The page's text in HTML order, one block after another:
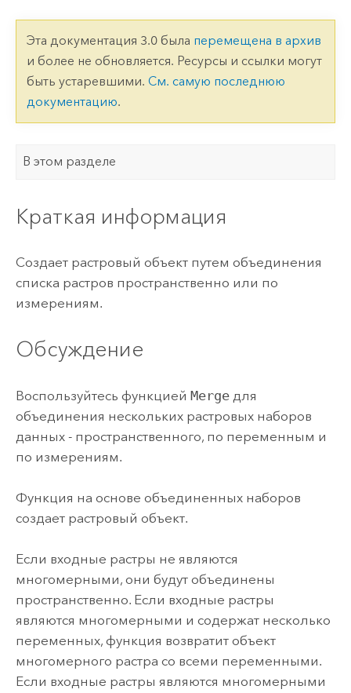
Эта документация 3.0 была перемещена в архив
и более не обновляется. Ресурсы и ссылки могут
быть устаревшими. См. самую последнюю
документацию.
В этом разделе
Краткая информация
Создает растровый объект путем объединения
списка растров пространственно или по
измерениям.
Обсуждение
Воспользуйтесь функцией Mergeдля
объединения нескольких растровых наборов
данных - пространственного, по переменным и
по измерениям.
Функция на основе объединенных наборов
создает растровый объект.
Если входные растры не являются
многомерными, они будут объединены
пространственно. Если входные растры
являются многомерными и содержат несколько
переменных, функция возвратит объект
многомерного растра со всеми переменными.
Если входные растры являются многомерными